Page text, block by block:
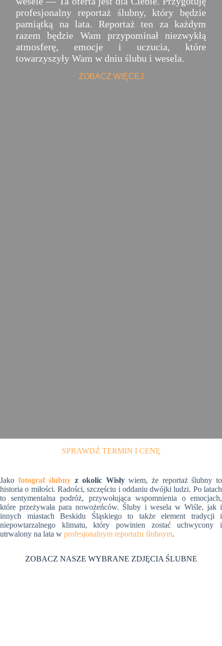
profesjonalny reportaż ślubny, który będzie
pamiątką na lata. Reportaż ten za każdym
razem będzie Wam przypominał niezwykłą
atmosferę, emocje i uczucia, które
towarzyszyły Wam w dniu ślubu i wesela.
ZOBACZ WIĘCEJ
SPRAWDŹ TERMIN I CENĘ
Jako fotograf ślubny z okolic Wisływiem, że reportaż ślubny to
historia o miłości. Radości, szczęściu i oddaniu dwójki ludzi. Po latach
to sentymentalna podróż, przywołująca wspomnienia o emocjach,
które przeżywała para nowożeńców. Śluby i wesela w Wiśle, jak i
innych miastach Beskidu Śląskiego to także element tradycji i
niepowtarzalnego klimatu, który powinien zostać uchwycony i
utrwalony na lata w profesjonalnym reportażu ślubnym.
ZOBACZ NASZE WYBRANE ZDJĘCIA ŚLUBNE